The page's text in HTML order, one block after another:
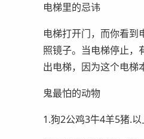
电梯里的忌讳
电梯打开门，而你看到
照镜子。当电梯停止，
出电梯，因为这个电梯
鬼最怕的动物
1.狗2公鸡3牛4羊5猪.